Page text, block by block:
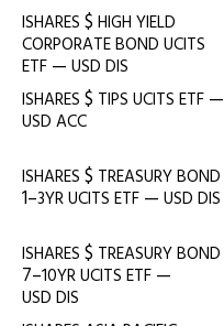
ISHARES $ HIGH YIELD
CORPORATEBOND UCITS
ETF — USD DIS
ISHARES $ TIPS UCITS ETF —
USD ACC
ISHARES $ TREASURYBOND
1–3YRUCITS ETF — USD DIS
ISHARES $ TREASURYBOND
7–10YRUCITS ETF —
USD DIS